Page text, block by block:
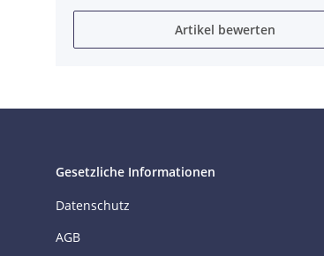
Artikel bewerten
Gesetzliche Informationen
Datenschutz
AGB